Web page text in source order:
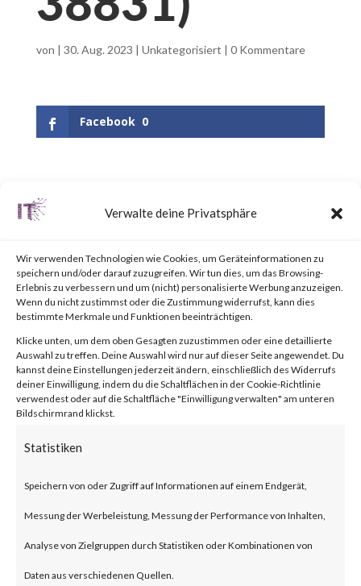
Verwalte deine Privatsphäre
Wir verwenden Technologien wie Cookies, um Geräteinformationen zu
speichern und/oder darauf zuzugreifen. Wir tun dies, um das Browsing-
Erlebnis zu verbessern und um (nicht) personalisierte Werbung anzuzeigen.
Wenn du nicht zustimmst oder die Zustimmung widerrufst, kann dies
bestimmte Merkmale und Funktionen beeinträchtigen.
Klicke unten, um dem oben Gesagten zuzustimmen oder eine detaillierte
Auswahl zu treffen. Deine Auswahl wird nur auf dieser Seite angewendet. Du
kannst deine Einstellungen jederzeit ändern, einschließlich des Widerrufs
deiner Einwilligung, indem du die Schaltflächen in der Cookie-Richtlinie
verwendest oder auf die Schaltfläche "Einwilligung verwalten" am unteren
Bildschirmrand klickst.
Statistiken
Speichern von oder Zugriff auf Informationen auf einem Endgerät,
Messung der Werbeleistung, Messung der Performance von Inhalten,
Analyse von Zielgruppen durch Statistiken oder Kombinationen von
Daten aus verschiedenen Quellen.
von | 30. Aug. 2023 | Unkategorisiert | 0 Kommentare
Facebook 0
What is WinRAR?
for file
compression/decompression
and archive management.
What is the Attack?
vulnerability that affects
WinRAR before version 6.23.
The vulnerability allows threat
actors to create a zip file that